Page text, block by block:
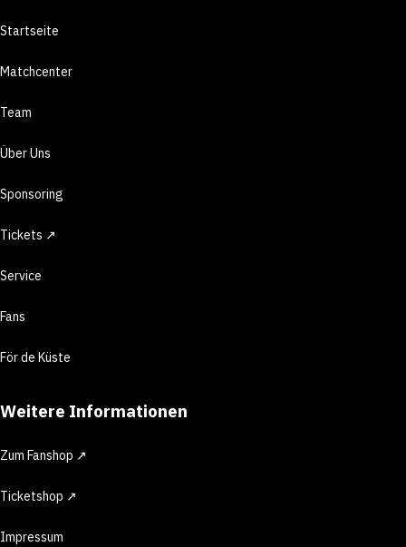
Startseite
Matchcenter
Team
Über Uns
Sponsoring
Tickets ↗
Service
Fans
För de Küste
Weitere Informationen
Zum Fanshop ↗
Ticketshop ↗
Impressum